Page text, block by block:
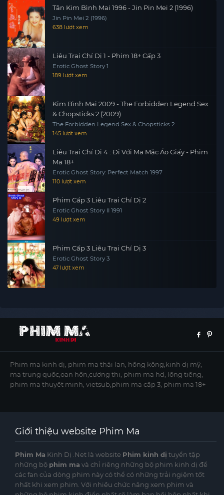
Tân Kim Bình Mai 1996 - Jin Pin Mei 2 (1996)
Jin Pin Mei 2 (1996)
638 lượt xem
Liêu Trai Chí Dị 1 - Phim 18+ Cấp 3
Erotic Ghost Story 1
189 lượt xem
Kim Bình Mai 2009 - The Forbidden Legend Sex
& Chopsticks 2 (2009)
The Forbidden Legend Sex & Chopsticks 2
145 lượt xem
Liêu Trai Chí Dị 4 : Đi Với Ma Mặc Áo Giấy - Phim
Ma 18+
Erotic Ghost Story: Perfect Match 1997
110 lượt xem
Phim Cấp 3 Liêu Trai Chí Dị 2
Erotic Ghost Story II 1991
49 lượt xem
Phim Cấp 3 Liêu Trai Chí Dị 3
Erotic Ghost Story 3
47 lượt xem
Phim ma kinh dị, phim ma thái lan, hồng kông,kinh dị mỹ,
ma trung quốc,oan hồn,cương thi, phim ma hd, lồng tiếng,
phim ma thuyết minh, vietsub,phim ma cấp 3, phim ma 18+
Giới thiệu website Phim Ma
Phim Ma Kinh Dị .Net là website Phim kinh dị tuyển tập
những bộ phim ma và chỉ riêng những bộ phim kinh dị để
các fan của dòng phim này có thể có những trải ngiệm tốt
nhất khi xem phim. Với nhiều chức năng xem phim và